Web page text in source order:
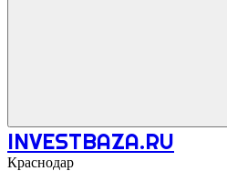
INVESTBAZA.RU
Краснодар